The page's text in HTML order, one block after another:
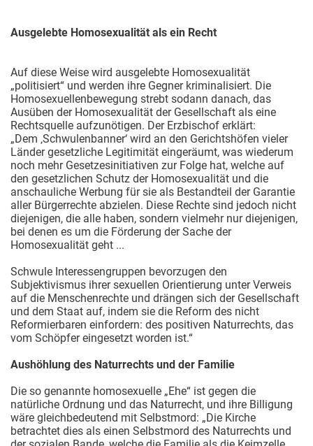
Ausgelebte Homosexualität als ein Recht
Auf diese Weise wird ausgelebte Homosexualität
„politisiert“ und werden ihre Gegner kriminalisiert. Die
Homosexuellenbewegung strebt sodann danach, das
Ausüben der Homosexualität der Gesellschaft als eine
Rechtsquelle aufzunötigen. Der Erzbischof erklärt:
„Dem ‚Schwulenbanner‘ wird an den Gerichtshöfen vieler
Länder gesetzliche Legitimität eingeräumt, was wiederum
noch mehr Gesetzesinitiativen zur Folge hat, welche auf
den gesetzlichen Schutz der Homosexualität und die
anschauliche Werbung für sie als Bestandteil der Garantie
aller Bürgerrechte abzielen. Diese Rechte sind jedoch nicht
diejenigen, die alle haben, sondern vielmehr nur diejenigen,
bei denen es um die Förderung der Sache der
Homosexualität geht ...
Schwule Interessengruppen bevorzugen den
Subjektivismus ihrer sexuellen Orientierung unter Verweis
auf die Menschenrechte und drängen sich der Gesellschaft
und dem Staat auf, indem sie die Reform des nicht
Reformierbaren einfordern: des positiven Naturrechts, das
vom Schöpfer eingesetzt worden ist.“
Aushöhlung des Naturrechts und der Familie
Die so genannte homosexuelle „Ehe“ ist gegen die
natürliche Ordnung und das Naturrecht, und ihre Billigung
wäre gleichbedeutend mit Selbstmord: „Die Kirche
betrachtet dies als einen Selbstmord des Naturrechts und